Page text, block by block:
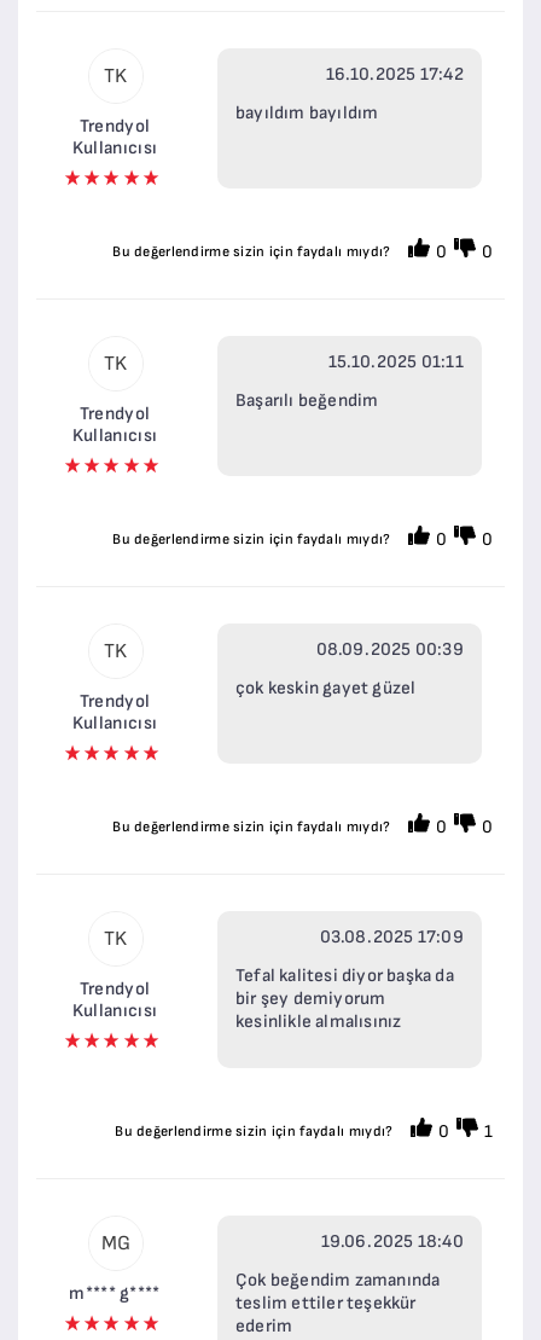
TK
Trendyol
Kullanıcısı
16.10.2025 17:42
bayıldım bayıldım
Bu değerlendirme sizin için faydalı mıydı? 0 0
TK
Trendyol
Kullanıcısı
15.10.2025 01:11
Başarılı beğendim
Bu değerlendirme sizin için faydalı mıydı? 0 0
TK
Trendyol
Kullanıcısı
08.09.2025 00:39
çok keskin gayet güzel
Bu değerlendirme sizin için faydalı mıydı? 0 0
TK
Trendyol
Kullanıcısı
03.08.2025 17:09
Tefal kalitesi diyor başka da
bir şey demiyorum
kesinlikle almalısınız
Bu değerlendirme sizin için faydalı mıydı? 0 1
MG
m**** g****
19.06.2025 18:40
Çok beğendim zamanında
teslim ettiler teşekkür
ederim